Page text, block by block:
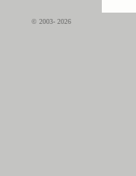
© 2003- 2026